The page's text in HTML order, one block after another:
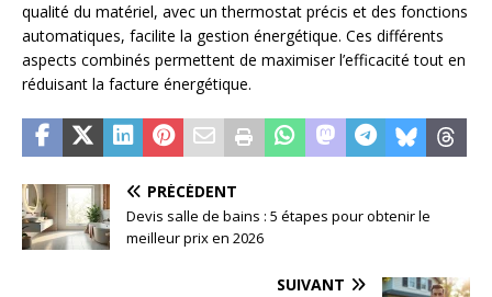
qualité du matériel, avec un thermostat précis et des fonctions
automatiques, facilite la gestion énergétique. Ces différents
aspects combinés permettent de maximiser l’efficacité tout en
réduisant la facture énergétique.
PRÉCÉDENT
Devis salle de bains : 5 étapes pour obtenir le
meilleur prix en 2026
SUIVANT